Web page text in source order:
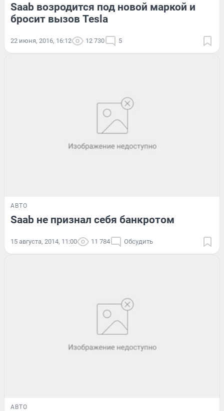
Saab возродится под новой маркой и
бросит вызов Tesla
22 июня, 2016, 16:12 12 730 5
АВТО
Saab не признал себя банкротом
15 августа, 2014, 11:00 11 784 Обсудить
АВТО